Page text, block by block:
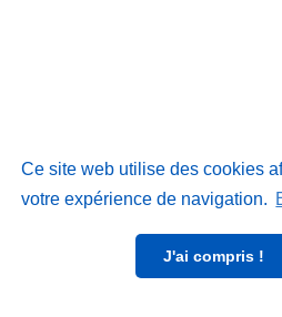
Ce site web utilise des cookies
votre expérience de navigation.
J'ai compris !